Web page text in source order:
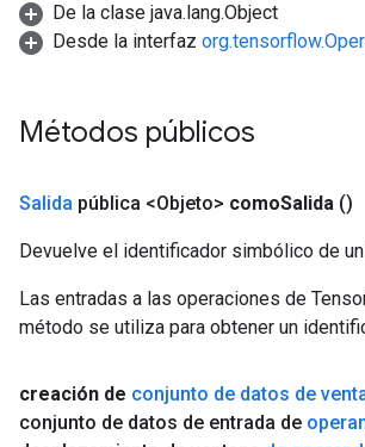
De la clase java.lang.Object
Desde la interfaz
Métodos públicos
Salida pública <Objeto> comoSalida ()
Devuelve el identificador simbólico de
Las entradas a las operaciones de
método se utiliza para obtener un
creación de conjunto de datos de
conjunto de datos de entrada de